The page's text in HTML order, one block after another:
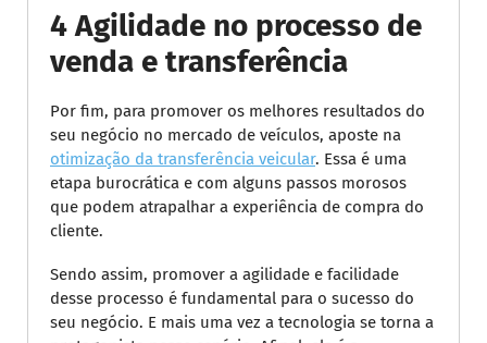
4 Agilidade no processo de
venda e transferência
Por fim, para promover os melhores resultados do
seu negócio no mercado de veículos, aposte na
otimização da transferência veicular. Essa é uma
etapa burocrática e com alguns passos morosos
que podem atrapalhar a experiência de compra do
cliente.
Sendo assim, promover a agilidade e facilidade
desse processo é fundamental para o sucesso do
seu negócio. E mais uma vez a tecnologia se torna a